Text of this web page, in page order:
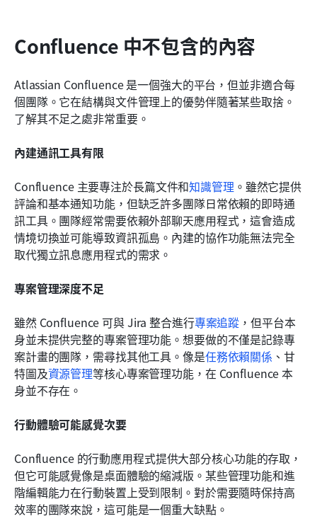
Confluence 中不包含的內容
Atlassian Confluence 是一個強大的平台，但並非適合每
個團隊。它在結構與文件管理上的優勢伴隨著某些取捨。
了解其不足之處非常重要。
內建通訊工具有限
Confluence 主要專注於長篇文件和知識管理 。雖然它提供
評論和基本通知功能，但缺乏許多團隊日常依賴的即時通
訊工具。團隊經常需要依賴外部聊天應用程式，這會造成
情境切換並可能導致資訊孤島。內建的協作功能無法完全
取代獨立訊息應用程式的需求。
專案管理深度不足
雖然 Confluence 可與 Jira 整合進行專案追蹤 ，但平台本
身並未提供完整的專案管理功能。想要做的不僅是記錄專
案計畫的團隊，需尋找其他工具。像是任務依賴關係 、甘
特圖及資源管理等核心專案管理功能，在 Confluence 本
身並不存在。
行動體驗可能感覺次要
Confluence 的行動應用程式提供大部分核心功能的存取，
但它可能感覺像是桌面體驗的縮減版。某些管理功能和進
階編輯能力在行動裝置上受到限制。對於需要隨時保持高
效率的團隊來說，這可能是一個重大缺點。